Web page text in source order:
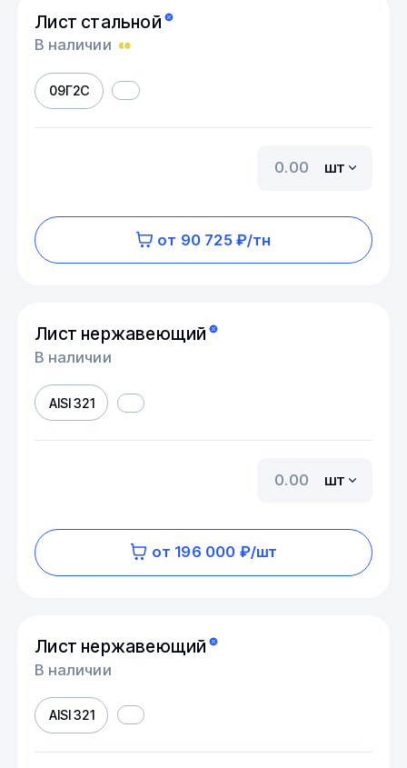
Лист стальной
В наличии
09Г2С
шт
от 90 725 ₽/тн
Лист нержавеющий
В наличии
AISI 321
шт
от 196 000 ₽/шт
Лист нержавеющий
В наличии
AISI 321